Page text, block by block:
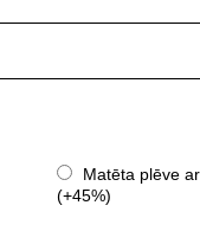
Matēta plēve
(+45%)